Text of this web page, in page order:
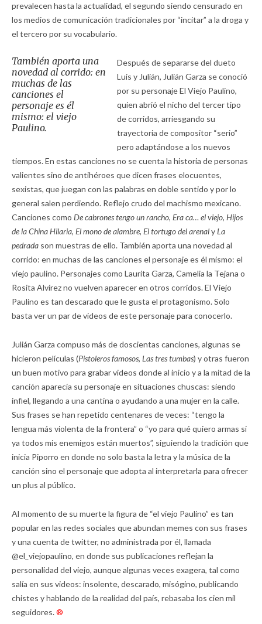
prevalecen hasta la actualidad, el segundo siendo censurado en
los medios de comunicación tradicionales por “incitar” a la droga y
el tercero por su vocabulario.
También aporta una
novedad al corrido: en
muchas de las
canciones el
personaje es él
mismo: el viejo
Paulino.
Después de separarse del dueto
Luis y Julián, Julián Garza se conoció
por su personaje El Viejo Paulino,
quien abrió el nicho del tercer tipo
de corridos, arriesgando su
trayectoria de compositor “serio”
pero adaptándose a los nuevos
tiempos. En estas canciones no se cuenta la historia de personas
valientes sino de antihéroes que dicen frases elocuentes,
sexistas, que juegan con las palabras en doble sentido y por lo
general salen perdiendo. Reflejo crudo del machismo mexicano.
Canciones como De cabrones tengo un rancho, Era ca… el viejo, Hijos
de la China Hilaria, El mono de alambre, El tortugo del arenalyLa
pedrada son muestras de ello. También aporta una novedad al
corrido: en muchas de las canciones el personaje es él mismo: el
viejo paulino. Personajes como Laurita Garza, Camelia la Tejana o
Rosita Alvírez no vuelven aparecer en otros corridos. El Viejo
Paulino es tan descarado que le gusta el protagonismo. Solo
basta ver un par de videos de este personaje para conocerlo.
Julián Garza compuso más de doscientas canciones, algunas se
hicieron películas (Pistoleros famosos, Las tres tumbas) y otras fueron
un buen motivo para grabar videos donde al inicio y a la mitad de la
canción aparecía su personaje en situaciones chuscas: siendo
infiel, llegando a una cantina o ayudando a una mujer en la calle.
Sus frases se han repetido centenares de veces: “tengo la
lengua más violenta de la frontera” o “yo para qué quiero armas si
ya todos mis enemigos están muertos”, siguiendo la tradición que
inicia Piporro en donde no solo basta la letra y la música de la
canción sino el personaje que adopta al interpretarla para ofrecer
un plus al público.
Al momento de su muerte la figura de “el viejo Paulino” es tan
popular en las redes sociales que abundan memes con sus frases
y una cuenta de twitter, no administrada por él, llamada
@el_viejopaulino, en donde sus publicaciones reflejan la
personalidad del viejo, aunque algunas veces exagera, tal como
salía en sus videos: insolente, descarado, misógino, publicando
chistes y hablando de la realidad del país, rebasaba los cien mil
seguidores.®